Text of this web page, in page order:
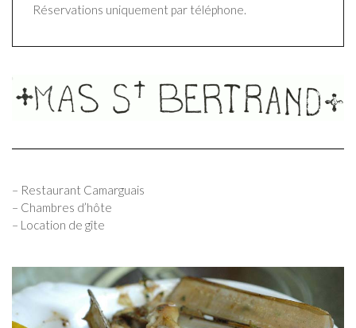
Réservations uniquement par téléphone.
– Restaurant Camarguais
– Chambres d’hôte
– Location de gîte